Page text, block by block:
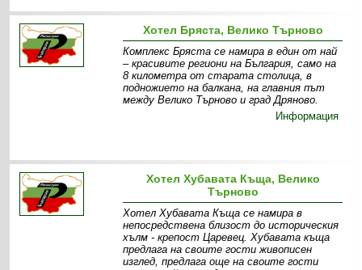
Хотел Бряста, Велико Търново
Комплекс Бряста се намира в един от най
– красивите региони на България, само на
8 километра от старата столица, в
подножието на балкана, на главния път
между Велико Търново и град Дряново.
Информация
Хотел Хубавата Къща, Велико
Търново
Хотел Хубавата Къща се намира в
непосредствена близост до историческия
хълм - крепост Царевец. Хубавата къща
предлага на своите гости живописен
изглед, предлага още на своите гости